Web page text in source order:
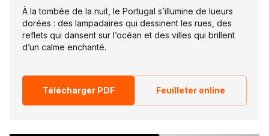
À la tombée de la nuit, le Portugal s’illumine de lueurs
dorées : des lampadaires qui dessinent les rues, des
reflets qui dansent sur l’océan et des villes qui brillent
d’un calme enchanté.
Télécharger PDF Feuilleter online